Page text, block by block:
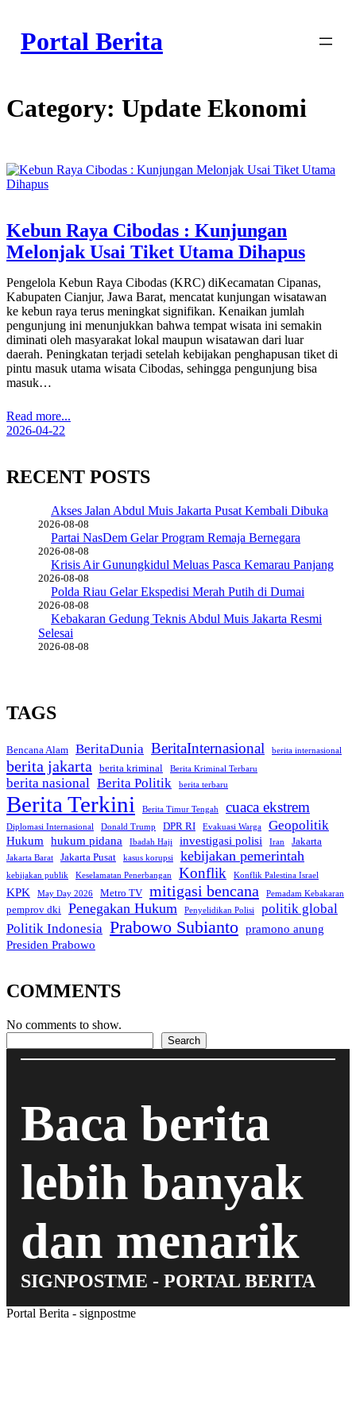
content
Portal Berita
Category: Update Ekonomi
Kebun Raya Cibodas : Kunjungan
Melonjak Usai Tiket Utama Dihapus
Pengelola Kebun Raya Cibodas (KRC) diKecamatan Cipanas,
Kabupaten Cianjur, Jawa Barat, mencatat kunjungan wisatawan
ke kebun raya terus meningkat signifikan. Kenaikan jumlah
pengunjung ini menunjukkan bahwa tempat wisata ini semakin
diminati oleh masyarakat lokal maupun wisatawan dari luar
daerah. Peningkatan terjadi setelah kebijakan penghapusan tiket di
pintu masuk utama wisata Cibodas, sehingga pengunjung bisa
masuk…
Read more...
2026-04-22
RECENT POSTS
Akses Jalan Abdul Muis Jakarta Pusat Kembali Dibuka
2026-08-08
Partai NasDem Gelar Program Remaja Bernegara
2026-08-08
Krisis Air Gunungkidul Meluas Pasca Kemarau Panjang
2026-08-08
Polda Riau Gelar Ekspedisi Merah Putih di Dumai
2026-08-08
Kebakaran Gedung Teknis Abdul Muis Jakarta Resmi
Selesai
2026-08-08
TAGS
Bencana Alam BeritaDunia BeritaInternasional berita internasional
berita jakarta berita kriminal Berita Kriminal Terbaru
berita nasional Berita Politik berita terbaru
Berita Terkini Berita Timur Tengah cuaca ekstrem
Diplomasi Internasional Donald Trump DPR RI Evakuasi Warga Geopolitik
Hukum hukum pidana Ibadah Haji investigasi polisi Iran Jakarta
Jakarta Barat Jakarta Pusat kasus korupsi kebijakan pemerintah
kebijakan publik Keselamatan Penerbangan Konflik Konflik Palestina Israel
KPK May Day 2026 Metro TV mitigasi bencana Pemadam Kebakaran
pemprov dki Penegakan Hukum Penyelidikan Polisi
politik global
Politik Indonesia Prabowo Subianto pramono anung
Presiden Prabowo
COMMENTS
No comments to show.
Search
Baca berita
lebih banyak
dan menarik
SIGNPOSTME - PORTAL BERITA
Portal Berita - signpostme